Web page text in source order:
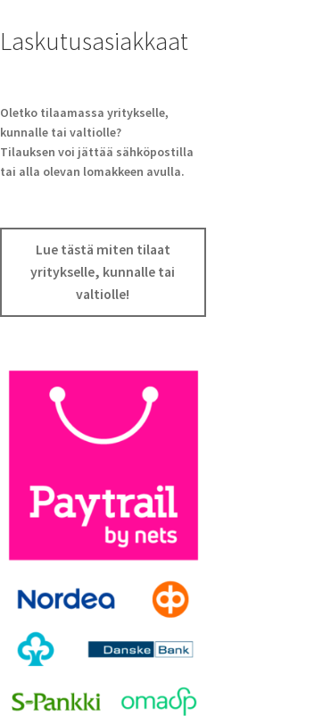
Laskutusasiakkaat
Oletko tilaamassa yritykselle,
kunnalle tai valtiolle?
Tilauksen voi jättää sähköpostilla
tai alla olevan lomakkeen avulla.
Lue tästä miten tilaat
yritykselle, kunnalle tai
valtiolle!